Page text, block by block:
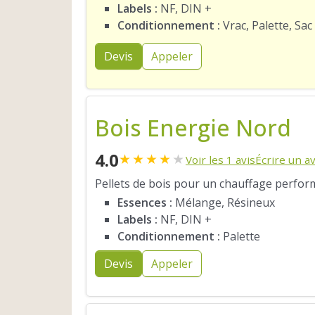
Labels : NF, DIN +
Conditionnement : Vrac, Palette, Sac
Devis
Appeler
Bois Energie Nord
4.0★★★★★ Voir les 1 avisÉcrire un
Pellets de bois pour un chauffage
Essences : Mélange, Résineux
Labels : NF, DIN +
Conditionnement : Palette
Devis
Appeler